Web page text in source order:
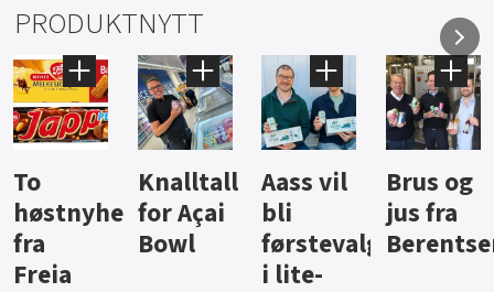
PRODUKTNYTT
Knalltall
for Açai
Bowl
Aass vil
bli
førstevalg
Brus og
jus fra
Berentsen
Hard
iste fra
Hansa